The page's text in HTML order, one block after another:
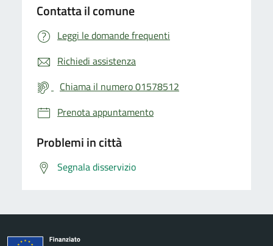
Contatta il comune
Leggi le domande frequenti
Richiedi assistenza
Chiama il numero 01578512
Prenota appuntamento
Problemi in città
Segnala disservizio